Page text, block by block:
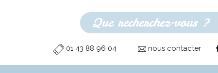
01 43 88 96 04 nous contacter